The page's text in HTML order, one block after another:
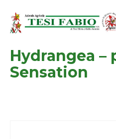
Hydrangea –
Sensation